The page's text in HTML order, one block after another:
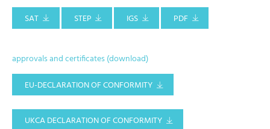
SAT
STEP IGS PDF
approvals and certificates (download)
EU-DECLARATION OF CONFORMITY
UKCA DECLARATION OF CONFORMITY